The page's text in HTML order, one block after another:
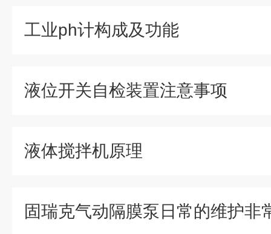
工业ph计构成及功能
液位开关自检装置注意事项
液体搅拌机原理
固瑞克气动隔膜泵日常的维护非